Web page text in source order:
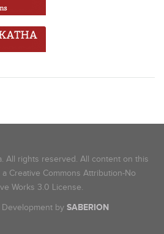
All rights reserved. All content on this
Creative Commons Attribution-No
Works 3.0 License.
by SABERION